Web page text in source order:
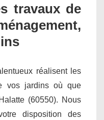
travaux de
réalisent les
vos jardins où que
(60550). Nous
disposition des